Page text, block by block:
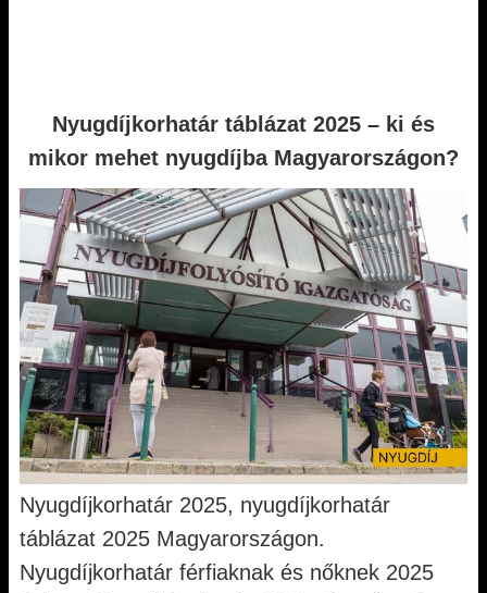
Nyugdíjkorhatár táblázat 2025 – ki és
mikor mehet nyugdíjba Magyarországon?
Nyugdíjkorhatár 2025, nyugdíjkorhatár
táblázat 2025 Magyarországon.
Nyugdíjkorhatár férfiaknak és nőknek 2025